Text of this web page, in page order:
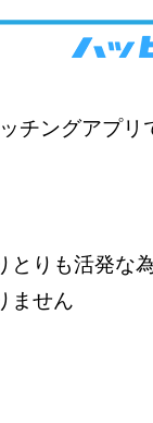
チングアプ
とりも活発な
ません